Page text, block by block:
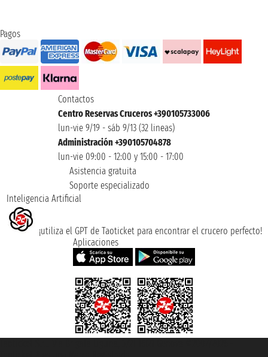
Pagos
Contactos
Centro Reservas Cruceros +390105733006
lun-vie 9/19 - sáb 9/13 (32 lineas)
Administración +390105704878
lun-vie 09:00 - 12:00 y 15:00 - 17:00
Asistencia gratuita
Soporte especializado
Inteligencia Artificial
¡utiliza el GPT de Taoticket para encontrar el crucero perfecto!
Aplicaciones